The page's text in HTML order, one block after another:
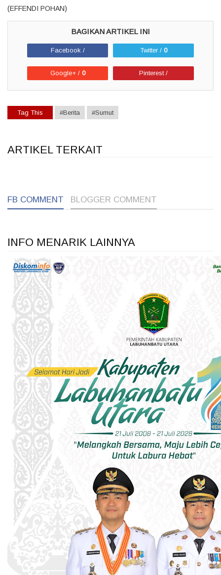
(EFFENDI POHAN)
Facebook / Twitter / 0
Google+ / 0 Pinterest /
Tag This #Berita #Sumut
ARTIKEL TERKAIT
FB COMMENT BLOGGER COMMENT
INFO MENARIK LAINNYA